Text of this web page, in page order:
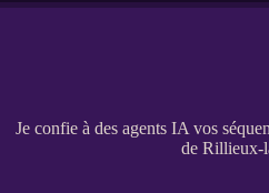
Je confie à des agents IA vos
de Rillieux-